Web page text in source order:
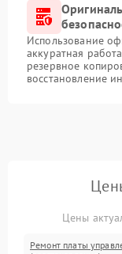
Использование
аккуратная
резервное
восстановление
Цены
Ремонт платы